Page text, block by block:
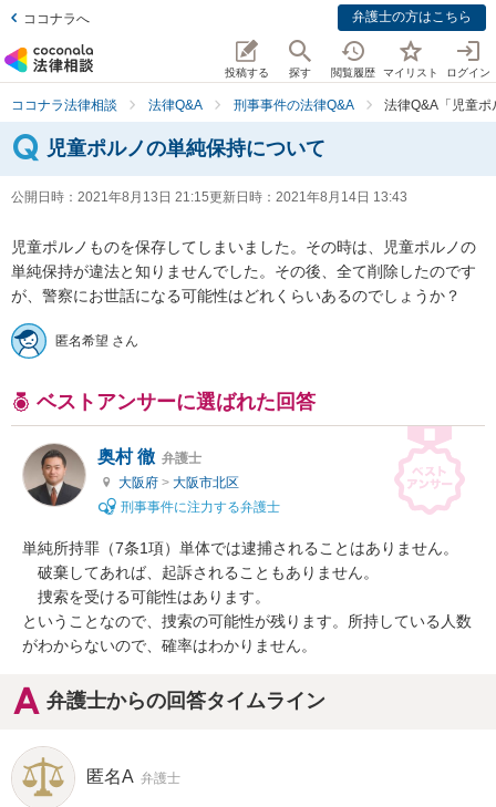
ココナラへ 弁護士の方はこちら
投稿する 探す 閲覧履歴 マイリスト ログイン
ココナラ法律相談 法律Q&A 刑事事件の法律Q&A 法律Q&A「児童
児童ポルノの単純保持について
公開日時： 2021年8月13日 21:15更新日時： 2021年8月14日 13:43
児童ポルノものを保存してしまいました。その時は、児童ポルノの
単純保持が違法と知りませんでした。その後、全て削除したのです
が、警察にお世話になる可能性はどれくらいあるのでしょうか？
匿名希望 さん
ベストアンサーに選ばれた回答
奥村 徹 弁護士
大阪府 > 大阪市北区
刑事事件に注力する弁護士
単純所持罪（7条1項）単体では逮捕されることはありません。
破棄してあれば、起訴されることもありません。
捜索を受ける可能性はあります。
ということなので、捜索の可能性が残ります。所持している人数
がわからないので、確率はわかりません。
弁護士からの回答タイムライン
匿名A 弁護士